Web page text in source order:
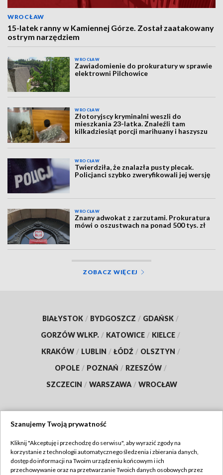
WROCŁAW
15-latek ranny w Kamiennej Górze. Został zaatakowany
ostrym narzędziem
WROCŁAW
Zawiadomienie do prokuratury w sprawie
elektrowni Pilchowice
WROCŁAW
Złotoryjscy kryminalni weszli do
mieszkania 23-latka. Znaleźli tam
kilkadziesiąt porcji marihuany i haszyszu
WROCŁAW
Twierdziła, że znalazła pusty plecak.
Policjanci szybko zweryfikowali jej wersję
WROCŁAW
Znany adwokat z zarzutami. Prokuratura
mówi o oszustwach na ponad 500 tys. zł
ZOBACZ WIĘCEJ
BIAŁYSTOK / BYDGOSZCZ / GDAŃSK /
GORZÓW WLKP. / KATOWICE / KIELCE /
KRAKÓW / LUBLIN / ŁÓDŹ / OLSZTYN /
OPOLE / POZNAŃ / RZESZÓW /
SZCZECIN / WARSZAWA / WROCŁAW
TVP
Abonament TVP
Regulamin TVP
Szanujemy Twoją prywatność
Kliknij "Akceptuję i przechodzę do serwisu", aby wyrazić zgody na
korzystanie z technologii automatycznego śledzenia i zbierania danych,
dostęp do informacji na Twoim urządzeniu końcowym i ich
przechowywanie oraz na przetwarzanie Twoich danych osobowych przez